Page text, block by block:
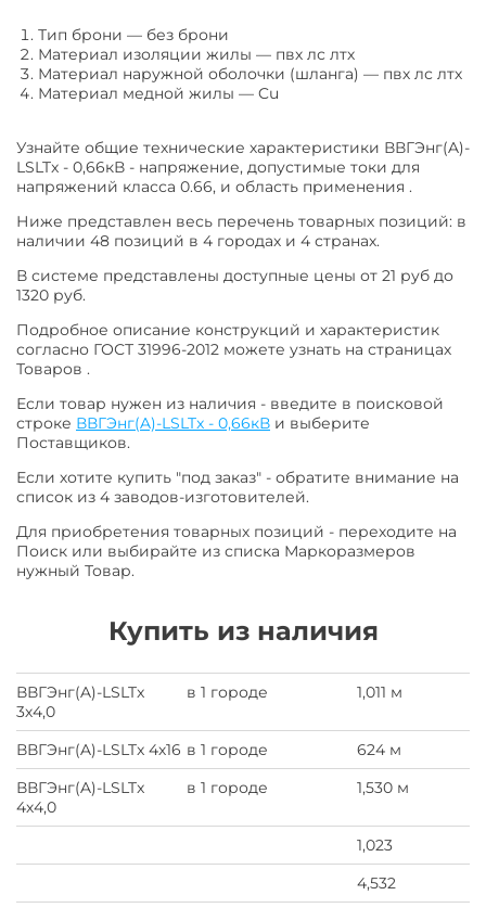
Тип брони — без брони
Материал изоляции жилы — пвх лс лтх
Материал наружной оболочки (шланга) — пвх лс лтх
Материал медной жилы — Cu
Узнайте общие технические характеристики ВВГЭнг(A)-
LSLTx - 0,66кВ - напряжение, допустимые токи для
напряжений класса 0.66, и область применения .
Ниже представлен весь перечень товарных позиций: в
наличии 48 позиций в 4 городах и 4 странах.
В системе представлены доступные цены от 21 руб до
1320 руб.
Подробное описание конструкций и характеристик
согласно ГОСТ 31996-2012 можете узнать на страницах
Товаров .
Если товар нужен из наличия - введите в поисковой
строке ВВГЭнг(A)-LSLTx - 0,66кВ и выберите
Поставщиков.
Если хотите купить "под заказ" - обратите внимание на
список из 4 заводов-изготовителей.
Для приобретения товарных позиций - переходите на
Поиск или выбирайте из списка Маркоразмеров
нужный Товар.
Купить из наличия
ВВГЭнг(A)-LSLTx
3х4,0
в 1 городе 1,011 м
ВВГЭнг(A)-LSLTx 4х16 в 1 городе
624 м
ВВГЭнг(A)-LSLTx
4х4,0
в 1 городе 1,530 м
1,023
4,532